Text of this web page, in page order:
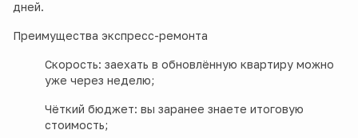
дней.
Преимущества экспресс-ремонта
Скорость: заехать в обновлённую квартиру можно
уже через неделю;
Чёткий бюджет: вы заранее знаете итоговую
стоимость;